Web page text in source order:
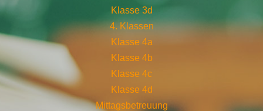
Klasse 3d
4. Klassen
Klasse 4a
Klasse 4b
Klasse 4c
Klasse 4d
Mittagsbetreuung